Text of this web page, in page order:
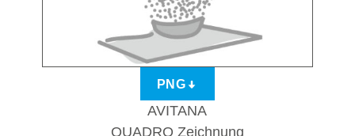
PNG
AVITANA
QUADRO Zeichnung